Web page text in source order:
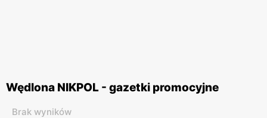
Wędlona NIKPOL - gazetki promocyjne
Brak wyników